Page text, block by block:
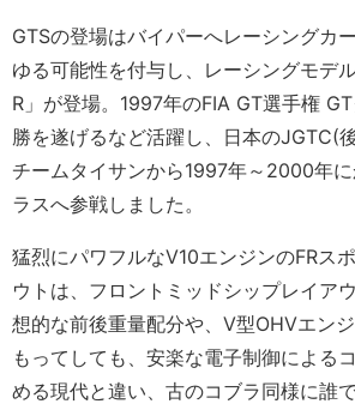
GTSの登場はバイパーへレーシングカ
ゆる可能性を付与し、レーシングモデ
R」が登場。1997年のFIA GT選手権
勝を遂げるなど活躍し、日本のJGTC(
チームタイサンから1997年～2000年
ラスへ参戦しました。
猛烈にパワフルなV10エンジンのFRス
ウトは、フロントミッドシップレイア
想的な前後重量配分や、V型OHVエン
もってしても、安楽な電子制御による
める現代と違い、古のコブラ同様に誰